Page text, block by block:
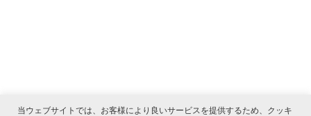
当ウェブサイトでは、お客様により良いサービスを提供するため、クッキ